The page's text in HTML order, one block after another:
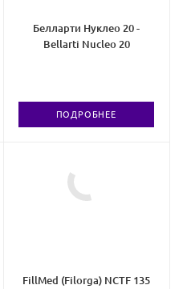
Белларти Нуклео 20 -
Bellarti Nucleo 20
ПОДРОБНЕЕ
FillMed (Filorga) NCTF 135